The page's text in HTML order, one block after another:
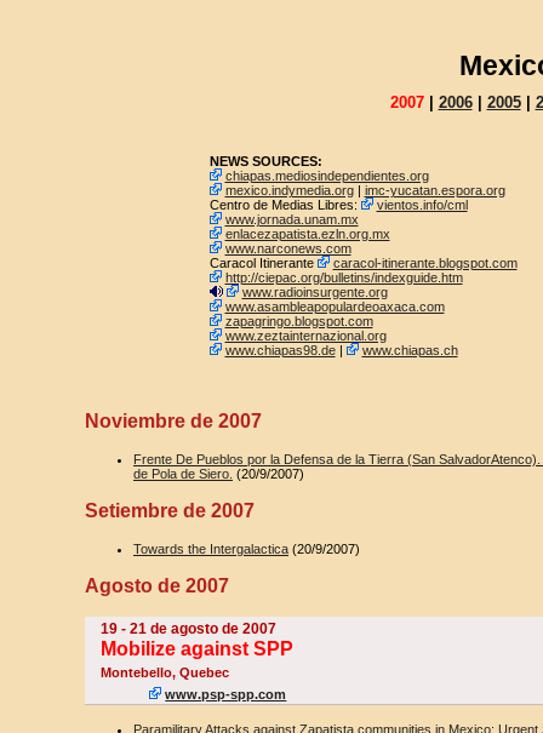
2007| 2006| 2005|
NEWS SOURCES:
chiapas.mediosindependientes.org
mexico.indymedia.org| imc-yucatan.espora.org
Centro de Medias Libres:
vientos.info/cml
www.jornada.unam.mx
enlacezapatista.ezln.org.mx
www.narconews.com
Caracol Itinerante
caracol-itinerante.blogspot.com
http://ciepac.org/bulletins/indexguide.htm
www.radioinsurgente.org
www.asambleapopulardeoaxaca.com
zapagringo.blogspot.com
www.zeztainternazional.org
www.chiapas98.de| www.chiapas.ch
Noviembre de 2007
Frente De Pueblos por la Defensa de la Tierra (San
de Pola de Siero. (20/9/2007)
Setiembre de 2007
Towards the Intergalactica (20/9/2007)
Agosto de 2007
19 - 21 de agosto de 2007
Mobilize against SPP
Montebello, Quebec
www.psp-spp.com
Paramilitary Attacks against Zapatista communities in Mexico: Urgent